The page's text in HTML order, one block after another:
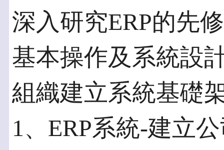
深入研究ERP的先
基本操作及系統設
組織建立系統基礎
1、ERP系統-建立